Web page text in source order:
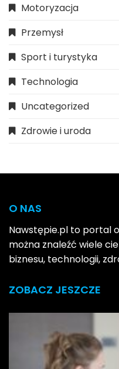
Motoryzacja
Przemysł
Sport i turystyka
Technologia
Uncategorized
Zdrowie i uroda
O NAS
Nawstępie.pl to portal
można znaleźć wiele
biznesu, technologii,
ZOBACZ JESZCZE